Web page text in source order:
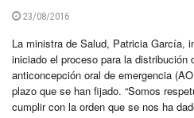
23/08/2016
La ministra de Salud, Patricia García,
iniciado el proceso para la distribución
anticoncepción oral de emergencia
plazo que se han fijado. “Somos
cumplir con la orden que se nos ha